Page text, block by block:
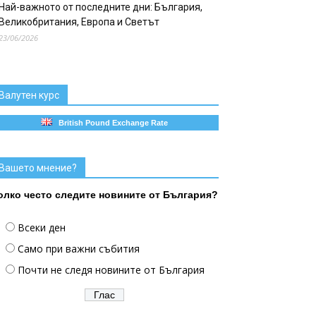
важното от последните дни: България,
Европа и Светът
06/2026
курс
British Pound Exchange Rate
мнение?
често следите новините от България?
Всеки ден
Само при важни събития
Почти не следя новините от България